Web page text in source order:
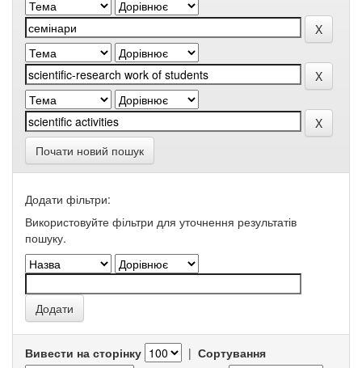
Почати новий пошук
Додати фільтри:
Використовуйте фільтри для уточнення результатів
пошуку.
Вивести на сторінку | Сортування